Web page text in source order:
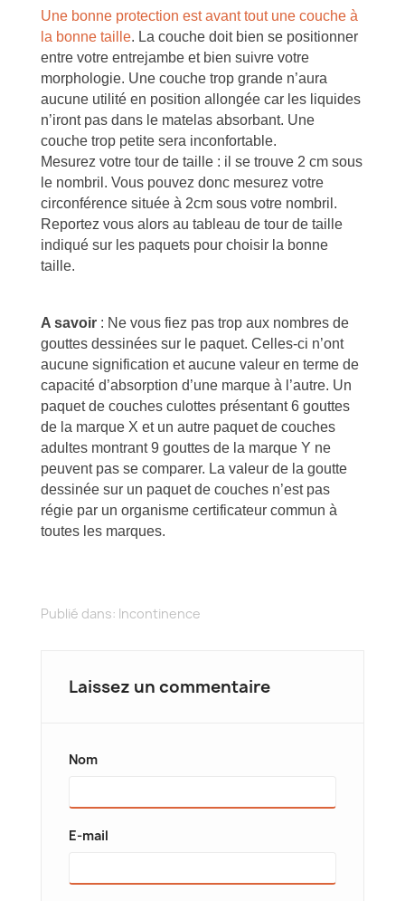
Une bonne protection est avant tout une couche à
la bonne taille. La couche doit bien se positionner
entre votre entrejambe et bien suivre votre
morphologie. Une couche trop grande n’aura
aucune utilité en position allongée car les liquides
n’iront pas dans le matelas absorbant. Une
couche trop petite sera inconfortable.
Mesurez votre tour de taille : il se trouve 2 cm sous
le nombril. Vous pouvez donc mesurez votre
circonférence située à 2cm sous votre nombril.
Reportez vous alors au tableau de tour de taille
indiqué sur les paquets pour choisir la bonne
taille.
A savoir : Ne vous fiez pas trop aux nombres de
gouttes dessinées sur le paquet. Celles-ci n’ont
aucune signification et aucune valeur en terme de
capacité d’absorption d’une marque à l’autre. Un
paquet de couches culottes présentant 6 gouttes
de la marque X et un autre paquet de couches
adultes montrant 9 gouttes de la marque Y ne
peuvent pas se comparer. La valeur de la goutte
dessinée sur un paquet de couches n’est pas
régie par un organisme certificateur commun à
toutes les marques.
Publié dans: Incontinence
Laissez un commentaire
Nom
E-mail